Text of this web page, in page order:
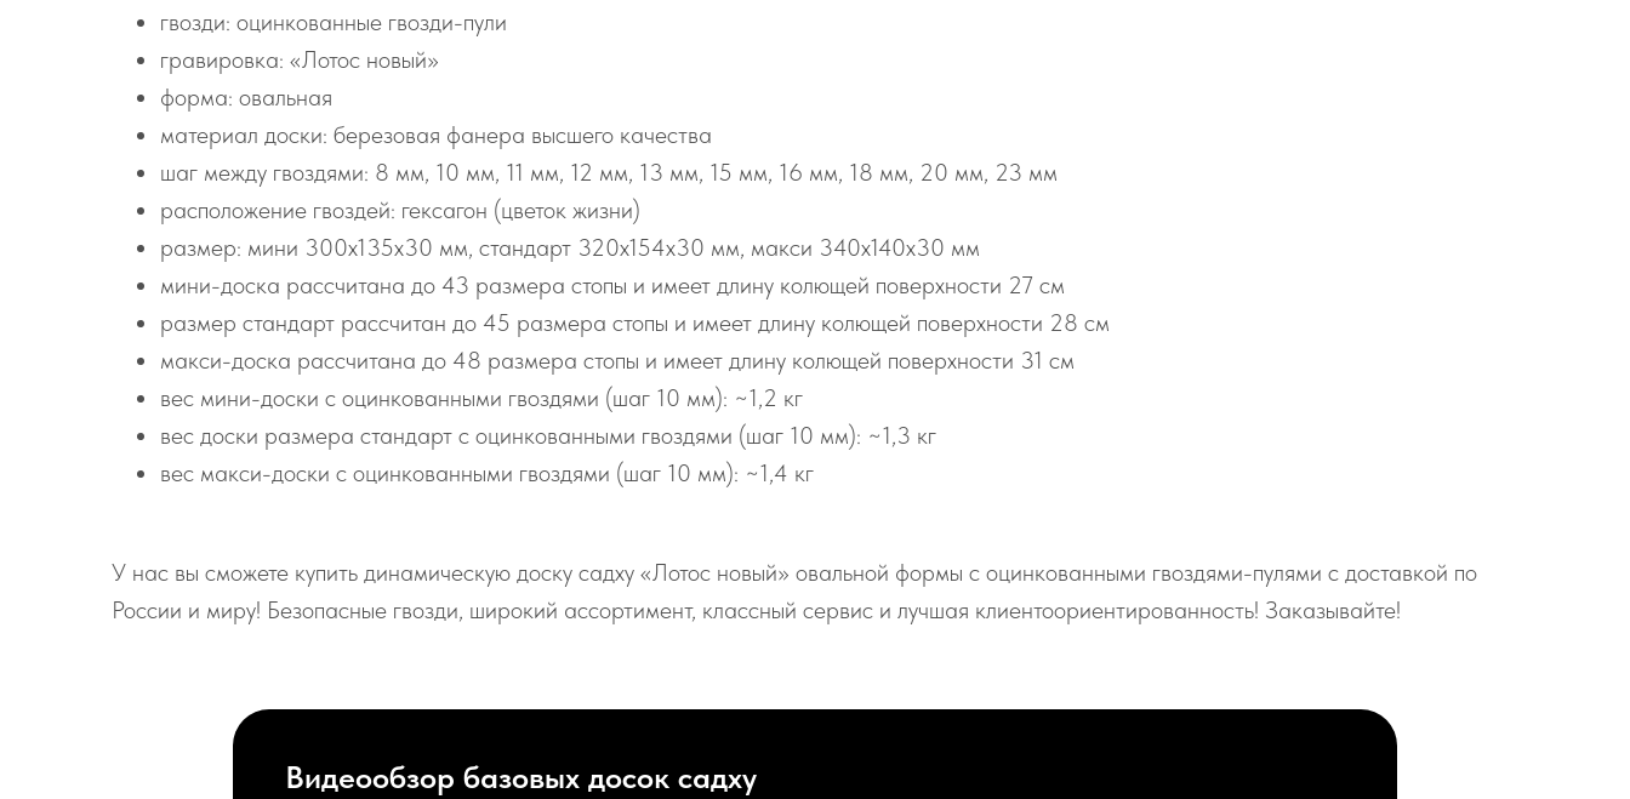
гвозди: оцинкованные гвозди-пули
гравировка: «Лотос новый»
форма: овальная
материал доски: березовая фанера высшего качества
шаг между гвоздями: 8 мм, 10 мм, 11 мм, 12 мм, 13 мм, 15 мм, 16 мм, 18 мм, 20 мм, 23 мм
расположение гвоздей: гексагон (цветок жизни)
размер: мини 300х135х30 мм, стандарт 320х154х30 мм, макси 340х140х30 мм
мини-доска рассчитана до 43 размера стопы и имеет длину колющей поверхности 27 см
размер стандарт рассчитан до 45 размера стопы и имеет длину колющей поверхности 28 см
макси-доска рассчитана до 48 размера стопы и имеет длину колющей поверхности 31 см
вес мини-доски с оцинкованными гвоздями (шаг 10 мм): ~1,2 кг
вес доски размера стандарт с оцинкованными гвоздями (шаг 10 мм): ~1,3 кг
вес макси-доски с оцинкованными гвоздями (шаг 10 мм): ~1,4 кг
У нас вы сможете купить динамическую доску садху «Лотос новый» овальной формы с оцинкованными гвоздями-пулями с доставкой по
России и миру! Безопасные гвозди, широкий ассортимент, классный сервис и лучшая клиентоориентированность! Заказывайте!
Видеообзор базовых досок садху